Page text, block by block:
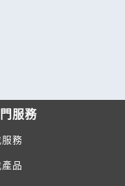
服務
務
品